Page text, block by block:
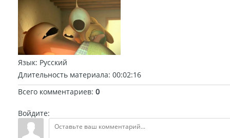
Язык: Русский
Длительность материала: 00:02:16
Всего комментариев: 0
Войдите: